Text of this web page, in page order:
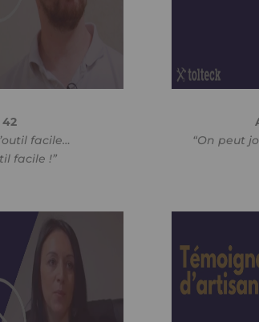
42
facile…
facile !”
“On peut